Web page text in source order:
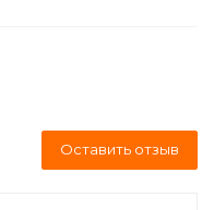
Оставить отзыв